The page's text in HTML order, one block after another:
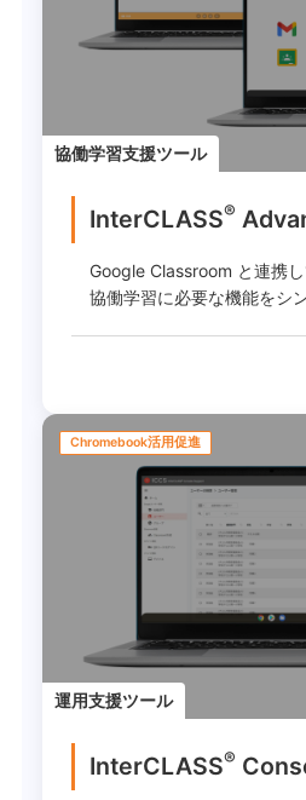
協働学習支援ツール
InterCLASS®
Google Classroom と連携
協働学習に必要な機能をシ
Chromebook活用促進
運用支援ツール
InterCLASS®